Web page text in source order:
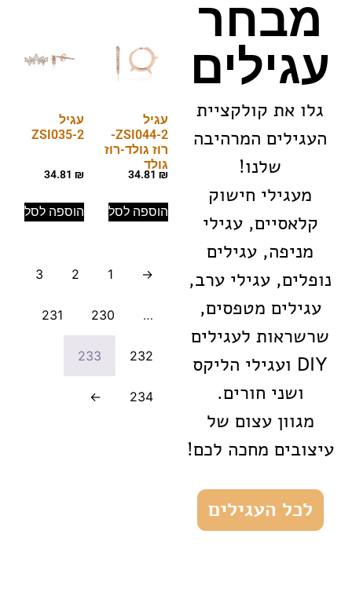
מבחר
עגילים
גלו את קולקציית
העגילים המרהיבה
שלנו!
מעגילי חישוק
קלאסיים, עגילי
מניפה, עגילים
נופלים, עגילי ערב,
עגילים מטפסים,
שרשראות לעגילים
DIY ועגילי הליקס
ושני חורים.
מגוון עצום של
עיצובים מחכה לכם!
לכל העגילים
עגיל
ZSI044-2-
רוז גולד-רוז
גולד
34.81 ₪
הוספה לסל
עגיל
ZSI035-2
34.81 ₪
הוספה לסל
→
1
2
3
…
230
231
232
233
234
←